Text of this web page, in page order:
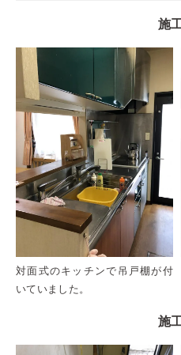
施
対面式のキッチンで吊戸棚が付
いていました。
施